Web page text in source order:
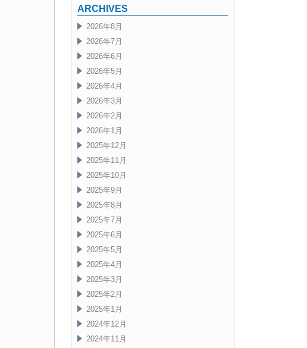
ARCHIVES
2026年8月
2026年7月
2026年6月
2026年5月
2026年4月
2026年3月
2026年2月
2026年1月
2025年12月
2025年11月
2025年10月
2025年9月
2025年8月
2025年7月
2025年6月
2025年5月
2025年4月
2025年3月
2025年2月
2025年1月
2024年12月
2024年11月